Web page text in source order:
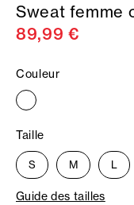
Sweat femme
89,99 €
Couleur
Taille
S M L
Guide des tailles